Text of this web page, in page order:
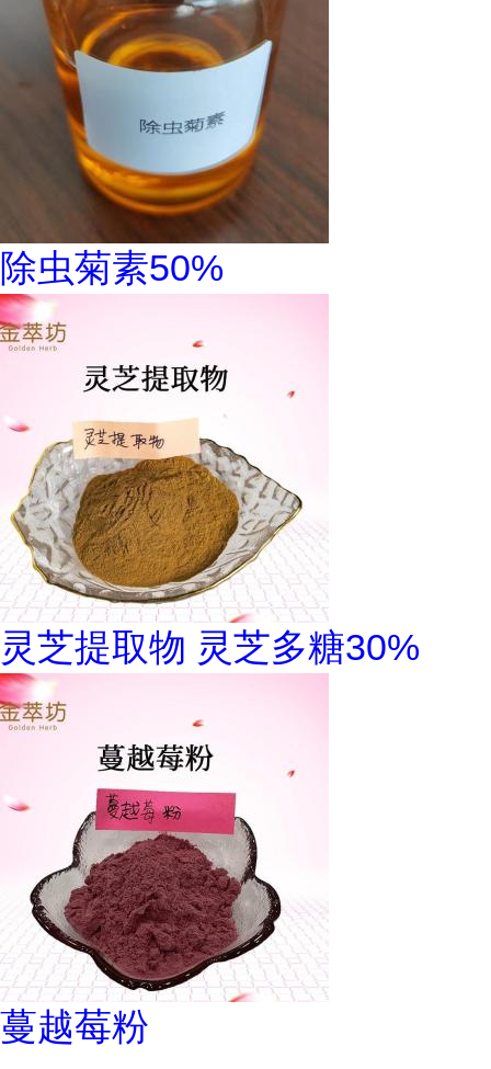
除虫菊素50%
灵芝提取物 灵芝多糖30%
蔓越莓粉